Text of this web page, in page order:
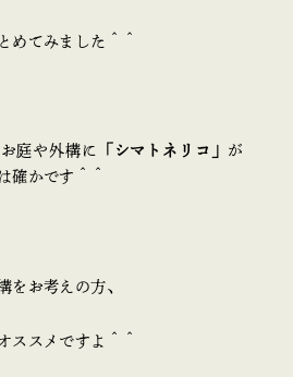
めてみました＾＾
庭や外構に 「シマトネリコ」 が
確かです＾＾
をお考えの方、
ススメですよ＾＾